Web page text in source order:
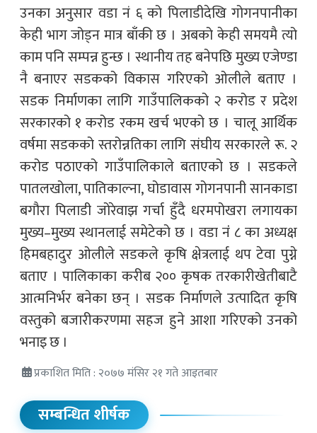
उनका अनुसार वडा नं ६ को पिलाडीदेखि गोगनपानीका
केही भाग जोड्न मात्र बाँकी छ । अबको केही समयमै त्यो
काम पनि सम्पन्न हुन्छ । स्थानीय तह बनेपछि मुख्य एजेण्डा
नै बनाएर सडकको विकास गरिएको ओलीले बताए ।
सडक निर्माणका लागि गाउँपालिकको २ करोड र प्रदेश
सरकारको १ करोड रकम खर्च भएको छ । चालू आर्थिक
वर्षमा सडकको स्तरोन्नतिका लागि संघीय सरकारले रू. २
करोड पठाएको गाउँपालिकाले बताएको छ । सडकले
पातलखोला, पातिकाल्ना, घोडावास गोगनपानी सानकाडा
बगौरा पिलाडी जोरेवाझ गर्चा हुँदै धरमपोखरा लगायका
मुख्य–मुख्य स्थानलाई समेटेको छ । वडा नंं ८ का अध्यक्ष
हिमबहादुर ओलीले सडकले कृषि क्षेत्रलाई थप टेवा पुग्ने
बताए । पालिकाका करीब २०० कृषक तरकारीखेतीबाटै
आत्मनिर्भर बनेका छन् । सडक निर्माणले उत्पादित कृषि
वस्तुको बजारीकरणमा सहज हुने आशा गरिएको उनको
भनाइ छ ।
प्रकाशित मिति : २०७७ मंसिर २१ गते आइतबार
सम्बन्धित शीर्षक